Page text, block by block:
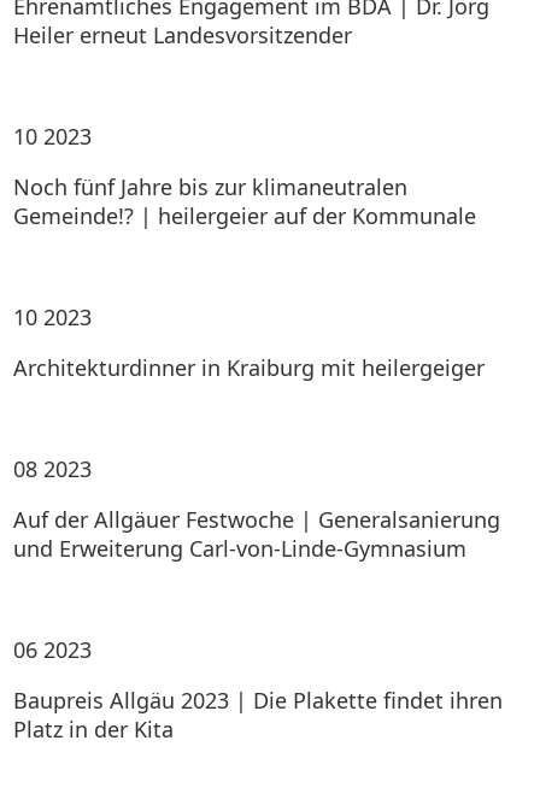
Ehrenamtliches Engagement im BDA | Dr. Jörg
Heiler erneut Landesvorsitzender
10 2023
Noch fünf Jahre bis zur klimaneutralen
Gemeinde!? | heilergeier auf der Kommunale
10 2023
Architekturdinner in Kraiburg mit heilergeiger
08 2023
Auf der Allgäuer Festwoche | Generalsanierung
und Erweiterung Carl-von-Linde-Gymnasium
06 2023
Baupreis Allgäu 2023 | Die Plakette findet ihren
Platz in der Kita